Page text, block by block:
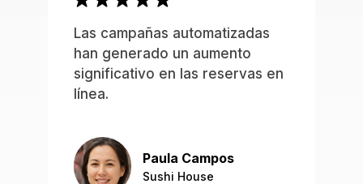
Las campañas automatizadas
han generado un aumento
significativo en las reservas en
línea.
Paula Campos
Sushi House